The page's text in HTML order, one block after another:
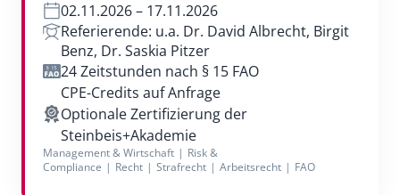
02.11.2026 – 17.11.2026
Referierende: u.a. Dr. David Albrecht, Birgit
Benz, Dr. Saskia Pitzer
24 Zeitstunden nach § 15 FAO
CPE-Credits auf Anfrage
Optionale Zertifizierung der
Steinbeis+Akademie
Management & Wirtschaft | Risk &
Compliance | Recht | Strafrecht | Arbeitsrecht | FAO